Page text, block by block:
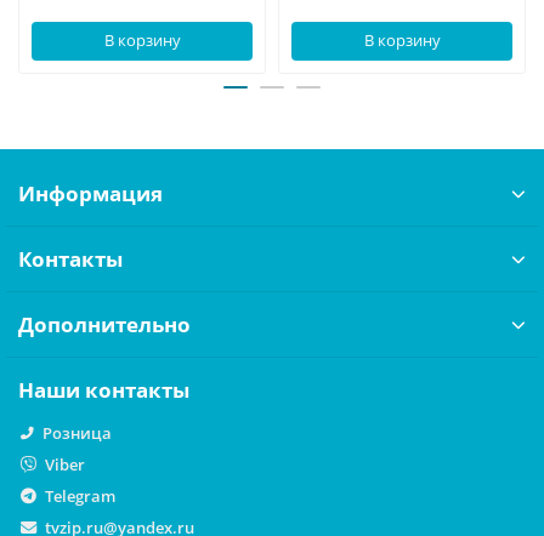
В корзину В корзину
Информация
Контакты
Дополнительно
Наши контакты
Розница
Viber
Telegram
tvzip.ru@yandex.ru